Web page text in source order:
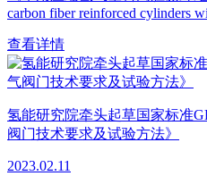
carbon fiber reinforced cylinders
查看详情
氢能研究院牵头起草国家标准
阀门技术要求及试验方法》
2023.02.11